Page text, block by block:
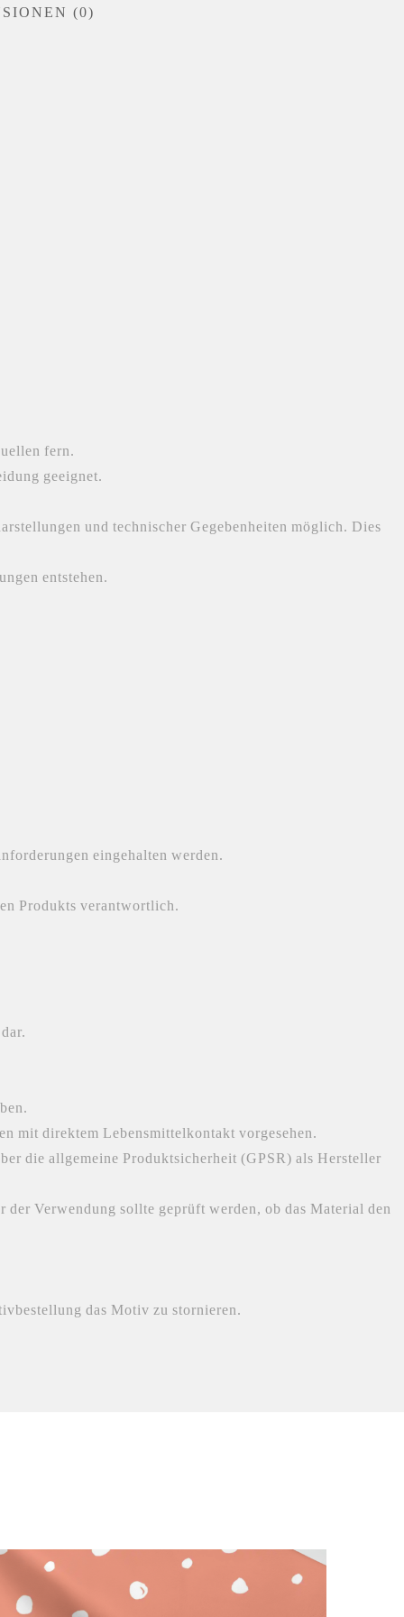
(0)
fern.
geeignet.
und technischer Gegebenheiten möglich. Dies
entstehen.
eingehalten werden.
Produkts verantwortlich.
mit direktem Lebensmittelkontakt vorgesehen.
die allgemeine Produktsicherheit (GPSR) als Hersteller
Verwendung sollte geprüft werden, ob das Material den
das Motiv zu stornieren.